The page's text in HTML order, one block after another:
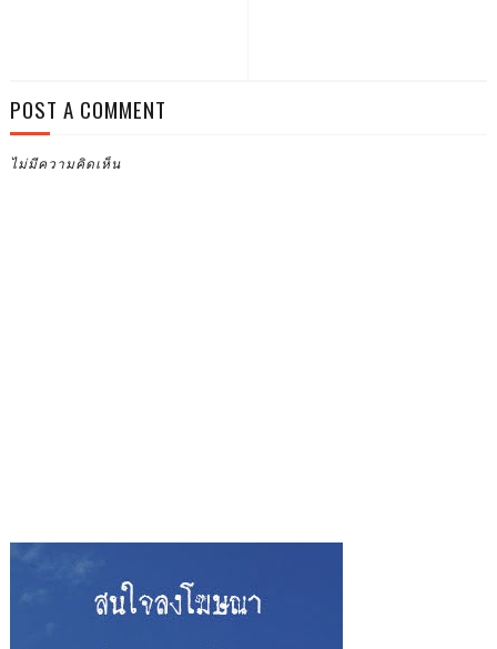
POST A COMMENT
ไม่มีความคิดเห็น